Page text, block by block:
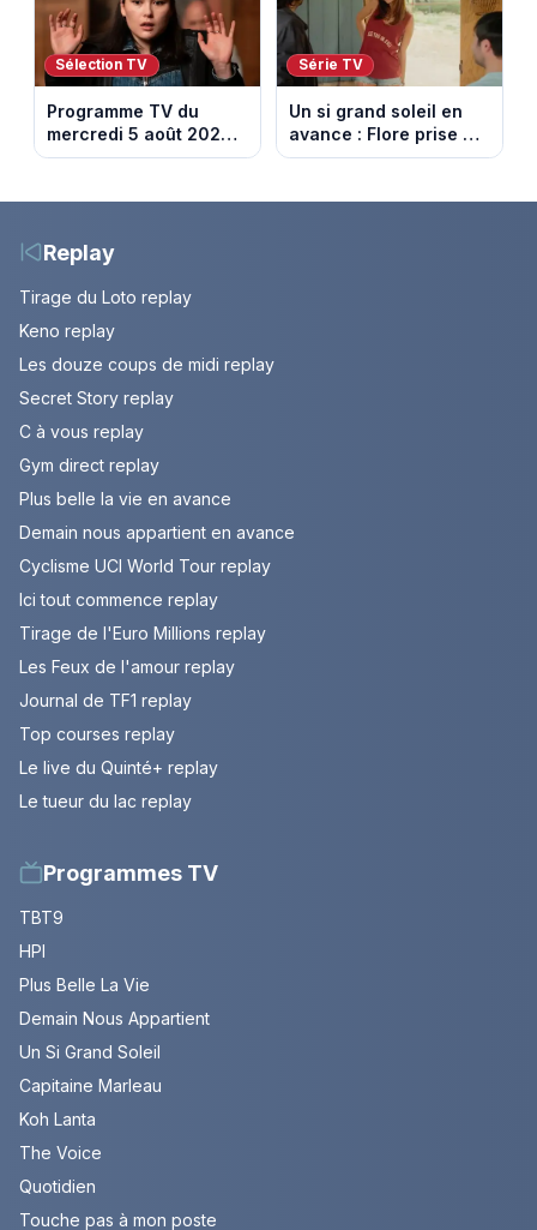
Sélection TV
Programme TV du
mercredi 5 août 2026 :
notre sélection pour
Série TV
Un si grand soleil en
avance : Flore prise au
piège. Episode du 6
Replay
Tirage du Loto replay
Keno replay
Les douze coups de midi replay
Secret Story replay
C à vous replay
Gym direct replay
Plus belle la vie en avance
Demain nous appartient en avance
Cyclisme UCI World Tour replay
Ici tout commence replay
Tirage de l'Euro Millions replay
Les Feux de l'amour replay
Journal de TF1 replay
Top courses replay
Le live du Quinté+ replay
Le tueur du lac replay
Programmes TV
TBT9
HPI
Plus Belle La Vie
Demain Nous Appartient
Un Si Grand Soleil
Capitaine Marleau
Koh Lanta
The Voice
Quotidien
Touche pas à mon poste